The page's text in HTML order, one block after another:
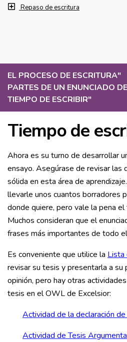
EL PROCESO DE ESCRITURA"
PARTES DE UN ENUNCIADO
TIEMPO DE ESCRIBIR"
Tiempo de
Ahora es su turno de desarrollar
ensayo. Asegúrase de revisar las
sólida en esta área de
llevarle unos cuantos borradores
donde quiere, pero vale la pena
Muchos consideran que el
frases más importantes de todo
Es conveniente que utilice la Lista
revisar su tesis y presentarla a su
opinión, pero hay otras
tesis en el OWL de Excelsior:
Actividad de la declaración
Actividad de Tesis
Repaso de escritura